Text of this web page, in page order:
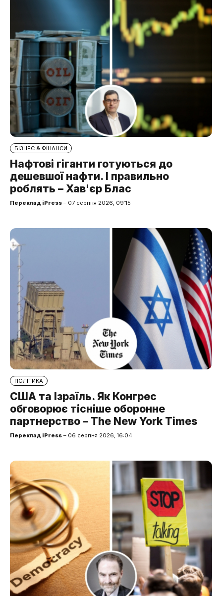
БІЗНЕС & ФІНАНСИ
Нафтові гіганти готуються до
дешевшої нафти. І правильно
роблять – Хав'єр Блас
Переклад iPress – 07 серпня 2026, 09:15
ПОЛІТИКА
США та Ізраїль. Як Конгрес
обговорює тісніше оборонне
партнерство – The New York Times
Переклад iPress – 06 серпня 2026, 16:04